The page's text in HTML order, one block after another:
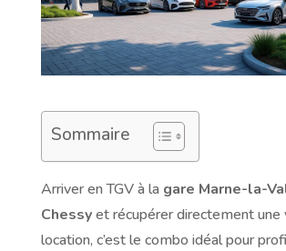
Sommaire
Arriver en TGV à la gare Marne-la-
Chessyet récupérer directement une
location, c’est le combo idéal pour